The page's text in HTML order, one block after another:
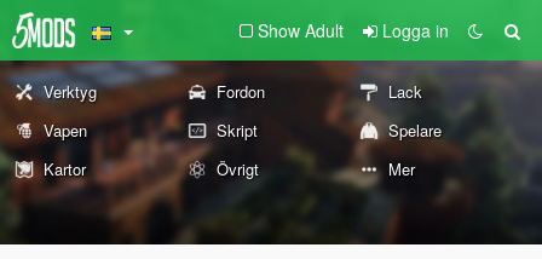
Show Adult Logga in
Verktyg Fordon
Lack
Vapen
Skript
Spelare
Kartor
Övrigt Mer